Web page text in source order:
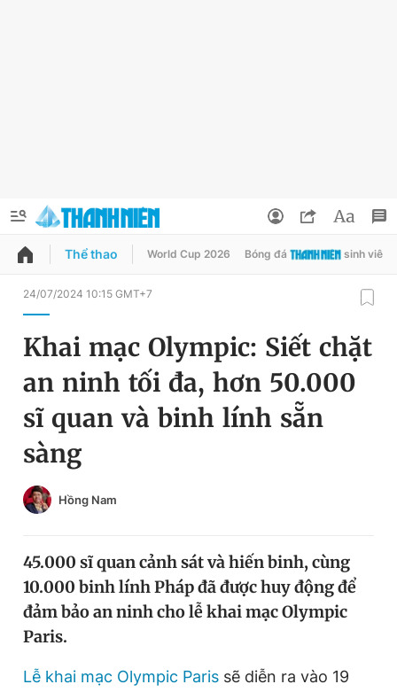
QUẢNG CÁO ĐẶT BÁO
Chuyên mục
Chuyên mục khác
Chào ngày mới
Tin thị trường
Video Magazine
Sản phẩm khác
Tiện ích Bạn cần biết
Đổi mật khẩu
Tin đã lưu
Tin đã xem
Thể thao World Cup 2026 Bóng đá sinh viên
24/07/2024 10:15 GMT+7
Khai mạc Olympic: Siết chặt
an ninh tối đa, hơn 50.000
sĩ quan và binh lính sẵn
sàng
Hồng Nam
45.000 sĩ quan cảnh sát và hiến binh, cùng
10.000 binh lính Pháp đã được huy động để
đảm bảo an ninh cho lễ khai mạc Olympic
Paris.
Lễ khai mạc Olympic Paris sẽ diễn ra vào 19